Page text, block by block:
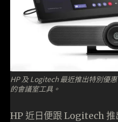
HP 及 Logitech 最近推出特別優
的會議室工具。
HP 近日便跟 Logitech 推